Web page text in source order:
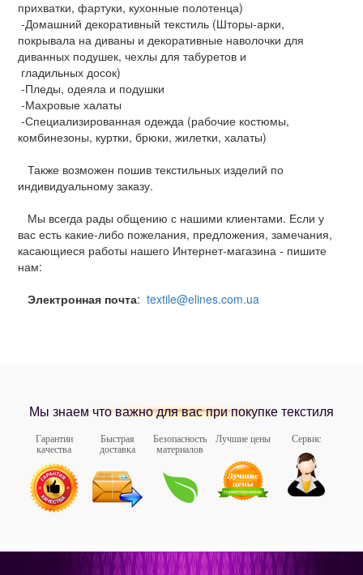
прихватки, фартуки, кухонные полотенца)
-Домашний декоративный текстиль (Шторы-арки,
покрывала на диваны и декоративные наволочки для
диванных подушек, чехлы для табуретов и
гладильных досок)
-Пледы, одеяла и подушки
-Махровые халаты
-Специализированная одежда (рабочие костюмы,
комбинезоны, куртки, брюки, жилетки, халаты)
Также возможен пошив текстильных изделий по
индивидуальному заказу.
Мы всегда рады общению с нашими клиентами. Если у
вас есть какие-либо пожелания, предложения, замечания,
касающиеся работы нашего Интернет-магазина - пишите
нам:
Электронная почта:textile@elines.com.ua
Мы знаем что важно для вас при покупке текстиля
Гарантии
качества
Быстрая
доставка
Безопасность
материалов
Лучшие цены Сервис